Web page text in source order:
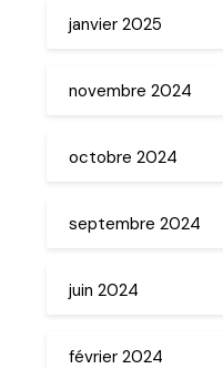
janvier 2025
novembre 2024
octobre 2024
septembre 2024
juin 2024
février 2024